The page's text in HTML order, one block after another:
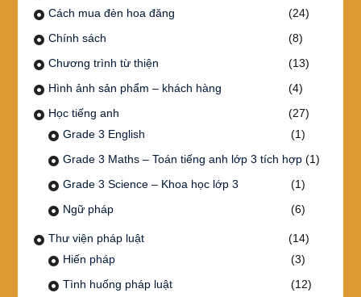
Cách mua đèn hoa đăng
(24)
Chính sách
(8)
Chương trình từ thiện
(13)
Hình ảnh sản phẩm – khách hàng
(4)
Học tiếng anh
(27)
Grade 3 English
(1)
Grade 3 Maths – Toán tiếng anh lớp 3 tích hợp(1)
Grade 3 Science – Khoa học lớp 3
(1)
Ngữ pháp
(6)
Thư viện pháp luật
(14)
Hiến pháp
(3)
Tình huống pháp luật
(12)